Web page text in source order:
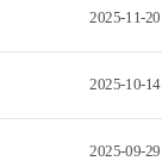
2025-11-20
2025-10-14
2025-09-29